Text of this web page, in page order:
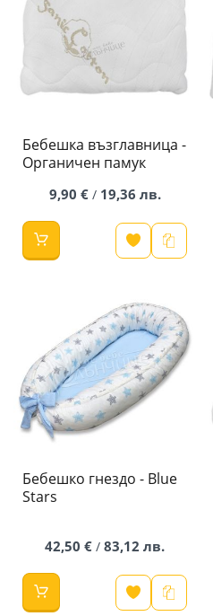
Бебешка възглавница -
Органичен памук
9,90 €/ 19,36 лв.
Бебешко гнездо - Blue
Stars
42,50 € / 83,12 лв.